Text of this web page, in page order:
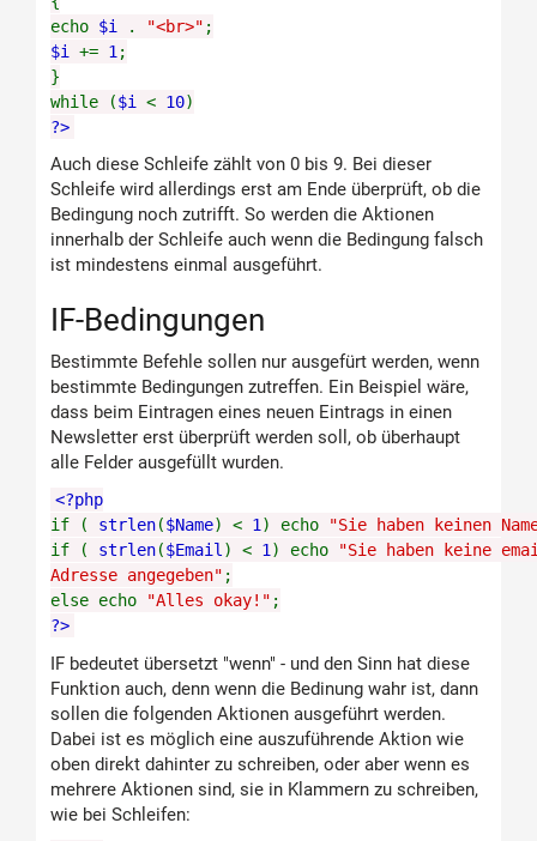
echo $i . "<br>" ;
$i += 1 ;
}
while ($i < 10)
?>
Auch diese Schleife zählt von 0 bis 9. Bei dieser
Schleife wird allerdings erst am Ende überprüft, ob die
Bedingung noch zutrifft. So werden die Aktionen
innerhalb der Schleife auch wenn die Bedingung falsch
ist mindestens einmal ausgeführt.
IF-Bedingungen
Bestimmte Befehle sollen nur ausgefürt werden, wenn
bestimmte Bedingungen zutreffen. Ein Beispiel wäre,
dass beim Eintragen eines neuen Eintrags in einen
Newsletter erst überprüft werden soll, ob überhaupt
alle Felder ausgefüllt wurden.
<?php
if ( strlen($Name) < 1 ) echo
"Sie haben keinen
if ( strlen($Email ) < 1 ) echo
"Sie haben keine
Adresse angegeben" ;
else echo
"Alles okay!" ;
?>
IF bedeutet übersetzt "wenn" - und den Sinn hat diese
Funktion auch, denn wenn die Bedinung wahr ist, dann
sollen die folgenden Aktionen ausgeführt werden.
Dabei ist es möglich eine auszuführende Aktion wie
oben direkt dahinter zu schreiben, oder aber wenn es
mehrere Aktionen sind, sie in Klammern zu schreiben,
wie bei Schleifen: